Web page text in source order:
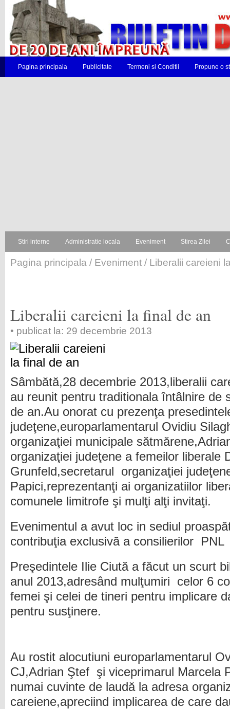
Pagina principala Publicitate Termeni si Conditii Propune o
Stiri interne Administratie locala Eveniment Stirea Zilei
Pagina principala / Eveniment / Liberalii careieni
Liberalii careieni la final de an
• publicat la: 29 decembrie 2013
Sâmbătă,28 decembrie 2013,liberalii
au reunit pentru traditionala întâlnire de
de an.Au onorat cu prezenţa
judeţene,europarlamentarul Ovidiu
organizaţiei municipale
organizaţiei judeţene a femeilor liberale
Grunfeld,secretarul organizaţiei
Papici,reprezentanţi ai organizatiilor
comunele limitrofe şi mulţi alţi invitaţi.
Evenimentul a avut loc in sediul
contribuţia exclusivă a consilierilor
Preşedintele Ilie Ciută a făcut un scurt
anul 2013,adresând mulţumiri celor 6
femei şi celei de tineri pentru implicare
pentru susţinere.
Au rostit alocutiuni europarlamentarul
CJ,Adrian Ştef şi viceprimarul Marcela
numai cuvinte de laudă la adresa
careiene,apreciind implicarea de care